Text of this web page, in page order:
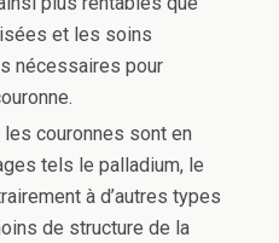
et les soins
nécessaires pour
couronnes sont en
tels le palladium, le
à d’autres types
de structure de la